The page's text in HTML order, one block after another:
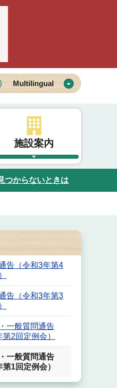
Multilingual
施設案内
つからないときは
告（令和3年第4
告（令和3年第3
一般質問通告
第2回定例会）
一般質問通告
第1回定例会）